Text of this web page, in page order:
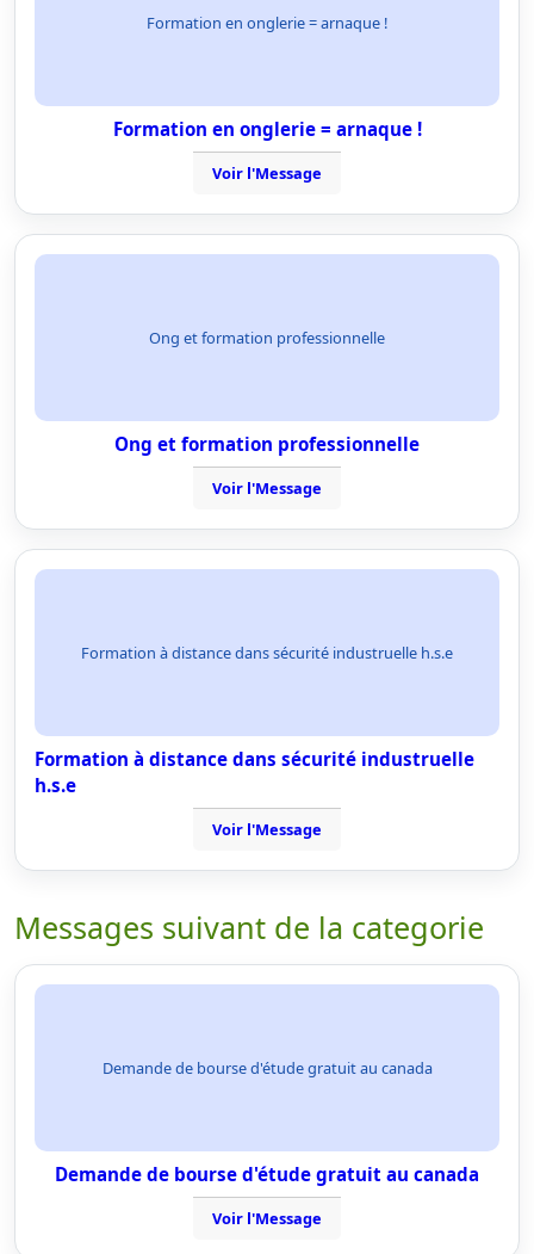
Formation en onglerie = arnaque !
Formation en onglerie = arnaque !
Voir l'Message
Ong et formation professionnelle
Ong et formation professionnelle
Voir l'Message
Formation à distance dans sécurité industruelle h.s.e
Formation à distance dans sécurité industruelle
h.s.e
Voir l'Message
Messages suivant de la categorie
Demande de bourse d'étude gratuit au canada
Demande de bourse d'étude gratuit au canada
Voir l'Message